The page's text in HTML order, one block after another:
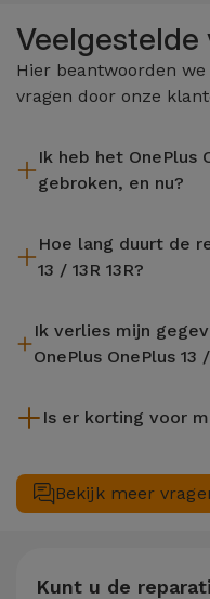
Veelgestelde
Hier beantwoorden
vragen door onze
Ik heb het OnePlus
gebroken, en nu?
garantie. Vind de
Hoe lang duurt de
13 / 13R 13R?
worden uitgevoerd in
Ik verlies mijn
OnePlus OnePlus 13 /
wacht, is het altijd
Is er korting voor
onderhoud van uw toestel.
13R 13R twee of meer
Bekijk meer
Kunt u de